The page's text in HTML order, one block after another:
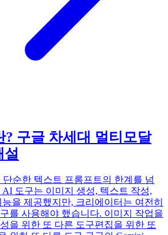
구글 차세대 멀티모달
순한 텍스트 프롬프트의 한계를 넘
도구는 이미지 생성, 텍스트 작성,
을 제공했지만, 크리에이터는 여전히
를 사용해야 했습니다. 이미지 작업을
을 위한 또 다른 도구편집을 위한 또